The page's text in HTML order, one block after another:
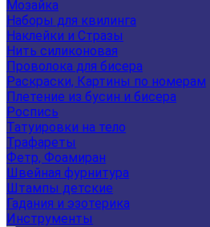
Мозайка
Наборы для квилинга
Наклейки и Стразы
Нить силиконовая
Проволока для бисера
Раскраски, Картины по номерам
Плетение из бусин и бисера
Роспись
Татуировки на тело
Трафареты
Фетр, Фоамиран
Швейная фурнитура
Штампы детские
Гадания и эзотерика
Инструменты